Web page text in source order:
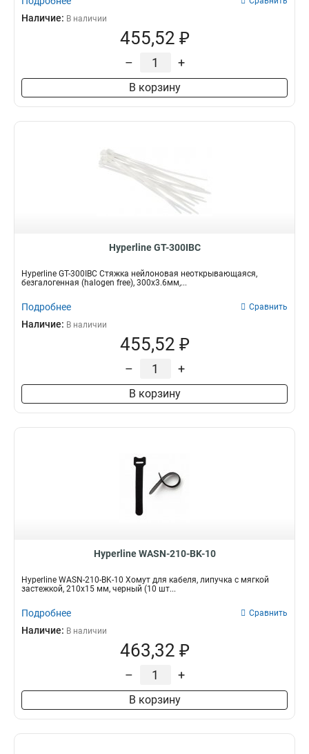
Наличие: В наличии
455,52 ₽
– +
В корзину
Hyperline GT-300IBC
Hyperline GT-300IBC Стяжка нейлоновая неоткрывающаяся,
безгалогенная (halogen free), 300x3.6мм,...
Подробнее Сравнить
Наличие: В наличии
455,52 ₽
– +
В корзину
Hyperline WASN-210-BK-10
Hyperline WASN-210-BK-10 Хомут для кабеля, липучка с мягкой
застежкой, 210x15 мм, черный (10 шт...
Подробнее Сравнить
Наличие: В наличии
463,32 ₽
– +
В корзину